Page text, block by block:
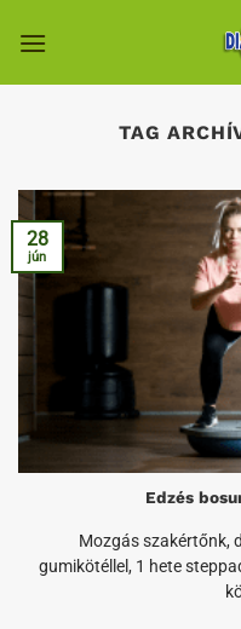
TAG
Edzés
Mozgás szakértőnk,
gumikötéllel, 1 hete
28
jún